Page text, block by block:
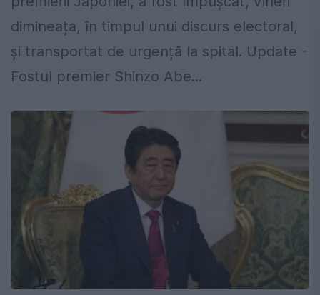
dimineața, în timpul unui discurs electoral,
și transportat de urgență la spital. Update -
Fostul premier Shinzo Abe...